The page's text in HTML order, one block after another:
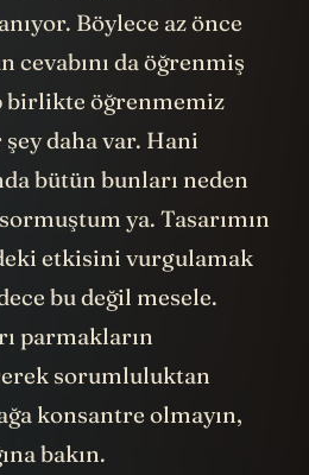
Böylece az önce
cevabını da öğrenmiş
birlikte öğrenmemiz
daha var. Hani
bütün bunları neden
ya. Tasarımın
etkisini vurgulamak
bu değil mesele.
parmakların
sorumluluktan
konsantre olmayın,
bakın.